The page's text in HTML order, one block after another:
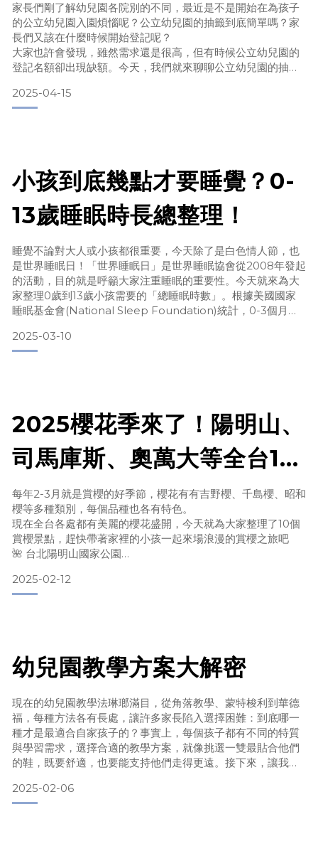
中)
家長們剛了解幼兒園各院別的不同，最近是不是開始在為孩子
的公立幼兒園入園煩惱呢？公立幼兒園的抽籤到底簡單嗎？家
長們又該在什麼時候開始登記呢？
大家也許會發現，雖然需求還是很高，但有時候公立幼兒園的
登記名額卻出現缺額。今天，我們就來聊聊公立幼兒園的抽籤
不是適合進公立幼兒園。一起來看看吧！
公立幼兒園的抽籤
2025-04-15
小孩到底幾點才要睡覺？0-
13歲睡眠時長總整理！
睡覺不論對大人或小孩都很重要，今天除了是白色情人節，也
是世界睡眠日！「世界睡眠日」是世界睡眠協會從2008年發起
的活動，目的就是呼籲大家注重睡眠的重要性。今天就來為大
家整理0歲到13歲小孩需要的「總睡眠時數」。根據美國國家
睡眠基金會(National Sleep Foundation)統計，0-3個月每
眠。其他年齡層建議的睡眠時數如下：年齡每日建議睡眠數每
日睡眠時數彈性範圍0-3個月0 - 3 個月11-19 小時4-11個月4 -
2025-03-10
2025櫻花季來了！陽明山、
司馬庫斯、奧萬大等全台10
個賞櫻景點推薦！
每年2-3月就是賞櫻的好季節，櫻花有有吉野櫻、千島櫻、昭和
櫻等多種類別，每個品種也各有特色。
現在全台各處都有美麗的櫻花盛開，今天就為大家整理了10個
賞櫻景點，趕快帶著家裡的小孩一起來場浪漫的賞櫻之旅吧
🌺 台北陽明山國家公園
都有許多不同花季可以前往觀賞。今年1/24開始就可以賞櫻
囉！
🌸 櫻花種類：寒櫻、山櫻花、八重櫻、昭和櫻、吉野櫻
📍票
2025-02-12
幼兒園教學方案大解密
現在的幼兒園教學法琳瑯滿目，從角落教學、蒙特梭利到華德
福，每種方法各有長處，讓許多家長陷入選擇困難：到底哪一
種才是最適合自家孩子的？事實上，每個孩子都有不同的特質
與學習需求，選擇合適的教學方案，就像挑選一雙最貼合他們
的鞋，既要舒適，也要能支持他們走得更遠。接下來，讓我們
徑！ 🧩單元教學單元教學又稱為大單元機教學法，為目前台灣
最常見的教學模式，多採團體教學。由老師先設定一個與生活
2025-02-06